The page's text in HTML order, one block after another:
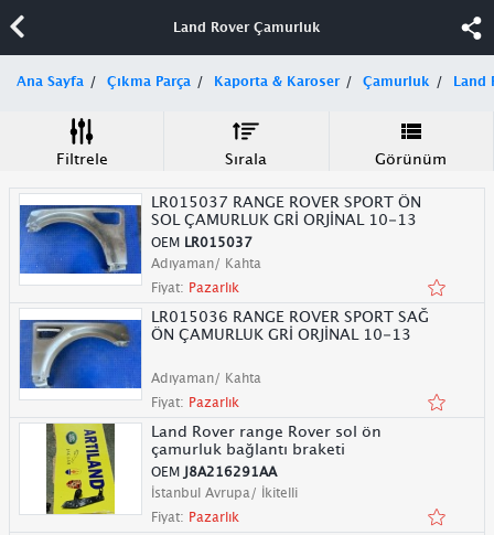
Land Rover Çamurluk
Ana Sayfa Çıkma Parça Kaporta & Karoser Çamurluk Land
Filtrele Sırala Görünüm
LR015037 RANGE ROVER SPORT ÖN
SOL ÇAMURLUK GRİ ORJİNAL 10-13
OEM LR015037
Adıyaman/ Kahta
Fiyat: Pazarlık
LR015036 RANGE ROVER SPORT SAĞ
ÖN ÇAMURLUK GRİ ORJİNAL 10-13
Adıyaman/ Kahta
Fiyat: Pazarlık
Land Rover range Rover sol ön
çamurluk bağlantı braketi
OEM J8A216291AA
İstanbul Avrupa/ İkitelli
Fiyat: Pazarlık